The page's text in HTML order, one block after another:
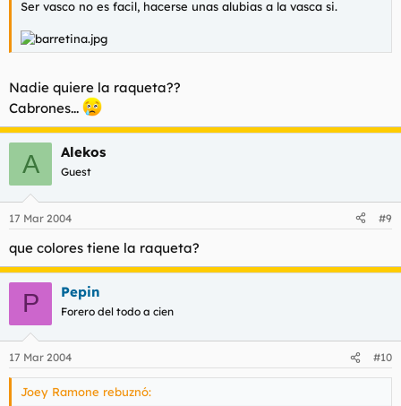
Ser vasco no es facil, hacerse unas alubias a la vasca si.
Nadie quiere la raqueta??
Cabrones...
A Alekos
Guest
17 Mar 2004 #9
que colores tiene la raqueta?
P Pepin
Forero del todo a cien
17 Mar 2004 #10
Joey Ramone rebuznó: